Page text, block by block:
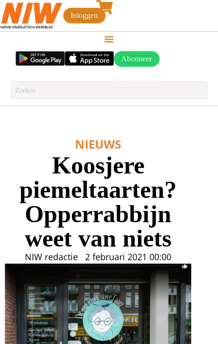
Inloggen
Abonneer
NIEUWS
Koosjere
piemeltaarten?
Opperrabbijn
weet van niets
NIW redactie 2 februari 2021 00:00